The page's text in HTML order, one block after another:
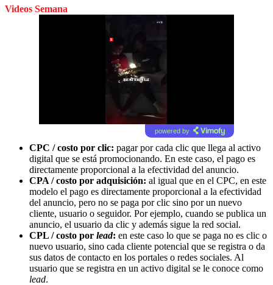
Videos Semana
powered by
CPC / costo por clic: pagar por cada clic que llega al activo
digital que se está promocionando. En este caso, el pago es
directamente proporcional a la efectividad del anuncio.
CPA / costo por adquisición: al igual que en el CPC, en este
modelo el pago es directamente proporcional a la efectividad
del anuncio, pero no se paga por clic sino por un nuevo
cliente, usuario o seguidor. Por ejemplo, cuando se publica un
anuncio, el usuario da clic y además sigue la red social.
CPL / costo por lead: en este caso lo que se paga no es clic o
nuevo usuario, sino cada cliente potencial que se registra o da
sus datos de contacto en los portales o redes sociales. Al
usuario que se registra en un activo digital se le conoce como
lead.